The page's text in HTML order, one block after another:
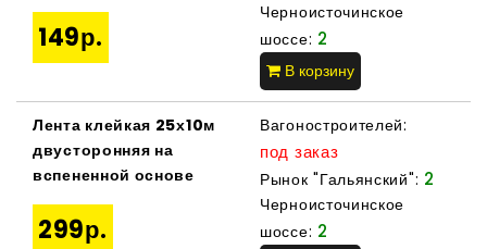
149р.
Черноисточинское
шоссе: 2
В корзину
Лента клейкая 25х10м
двусторонняя на
вспененной основе
299р.
Вагоностроителей:
под заказ
Рынок "Гальянский": 2
Черноисточинское
шоссе: 2